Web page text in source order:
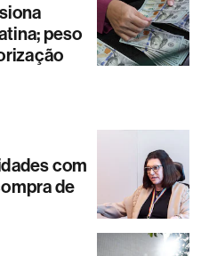
peso
com
de